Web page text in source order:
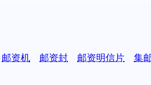
邮资机 邮资封 邮资明信片 集